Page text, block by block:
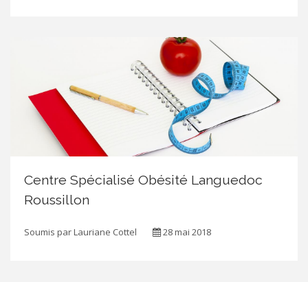
Centre Spécialisé Obésité Languedoc
Roussillon
Soumis parLauriane Cottel 28 mai 2018